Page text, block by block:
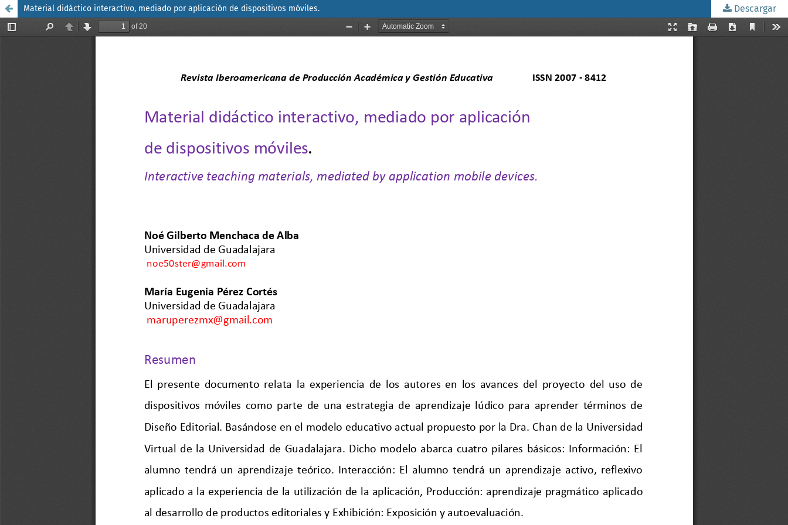
Material didáctico interactivo, mediado por aplicación de dispositivos móviles. Descargar